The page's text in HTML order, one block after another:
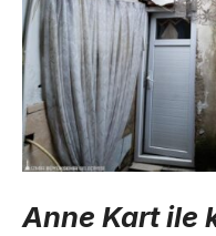
Anne Kart ile